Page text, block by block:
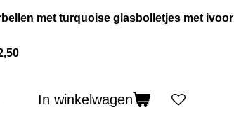
met turquoise glasbolletjes met ivoor
In winkelwagen